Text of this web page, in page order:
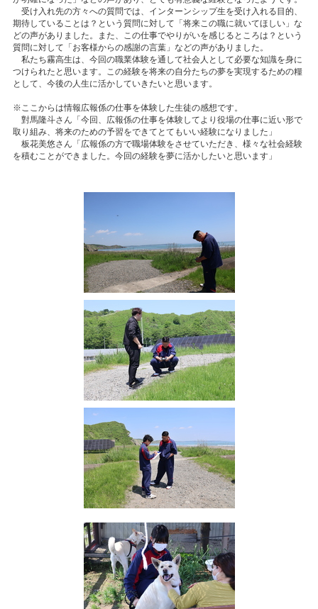
受け入れ先の方々への質問では、インターンシップ生を受け入れる目的、
期待していることは？という質問に対して「将来この職に就いてほしい」な
どの声がありました。また、この仕事でやりがいを感じるところは？という
質問に対して「お客様からの感謝の言葉」などの声がありました。
私たち霧高生は、今回の職業体験を通して社会人として必要な知識を身に
つけられたと思います。この経験を将来の自分たちの夢を実現するための糧
として、今後の人生に活かしていきたいと思います。
※ここからは情報広報係の仕事を体験した生徒の感想です。
對馬隆斗さん「今回、広報係の仕事を体験してより役場の仕事に近い形で
取り組み、将来のための予習をできてとてもいい経験になりました」
板花美悠さん「広報係の方で職場体験をさせていただき、様々な社会経験
を積むことができました。今回の経験を夢に活かしたいと思います」